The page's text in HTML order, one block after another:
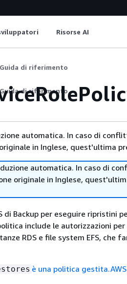
Risorse AI
Guida di riferimento
Guida di riferimento
automatica. In caso di
in Inglese, quest'ultima
automatica. In caso di
originale in Inglese,
di Backup per eseguire ripristini
include le autorizzazioni per
RDS e file system EFS, che
è una politica gestita.AWS